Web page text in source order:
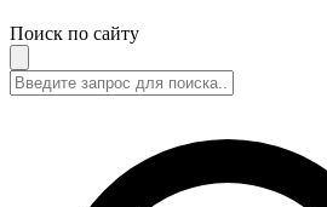
Поиск по сайту